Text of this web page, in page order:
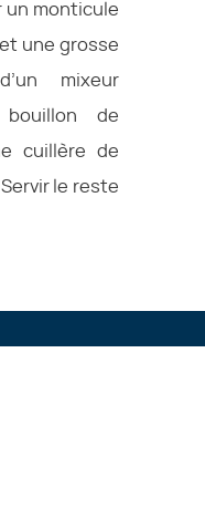
un monticule
une grosse
mixeur
de
cuillère de
le reste